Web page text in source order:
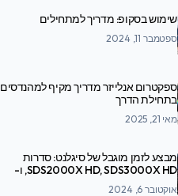
שימוש בסקופ: מדריך למתחילים
ספטמבר 11, 2024
ספקטרום אנלייזר מדריך מקיף למהנדסים
בתחילת הדרך
מאי 21, 2025
מבצע לזמן מוגבל של סיגלנט: סדרות
SDS2000X HD, SDS3000X HD, ו-
SDS7000A
אוקטובר 6, 2024